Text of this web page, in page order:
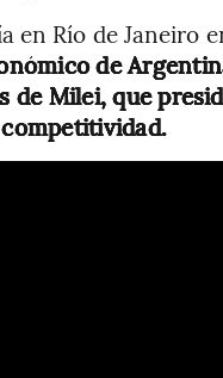
en Río de Janeiro
de
de Milei, que